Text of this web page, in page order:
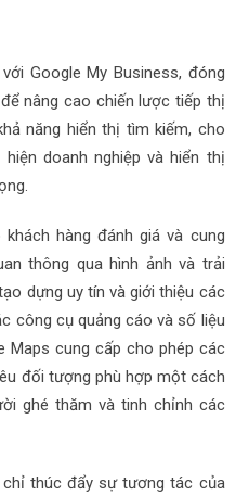
Google My Business, đóng
nâng cao chiến lược tiếp thị
năng hiển thị tìm kiếm, cho
doanh nghiệp và hiển thị
hàng đánh giá và cung
thông qua hình ảnh và trải
dựng uy tín và giới thiệu các
công cụ quảng cáo và số liệu
Maps cung cấp cho phép các
đối tượng phù hợp một cách
ghé thăm và tinh chỉnh các
thúc đẩy sự tương tác của